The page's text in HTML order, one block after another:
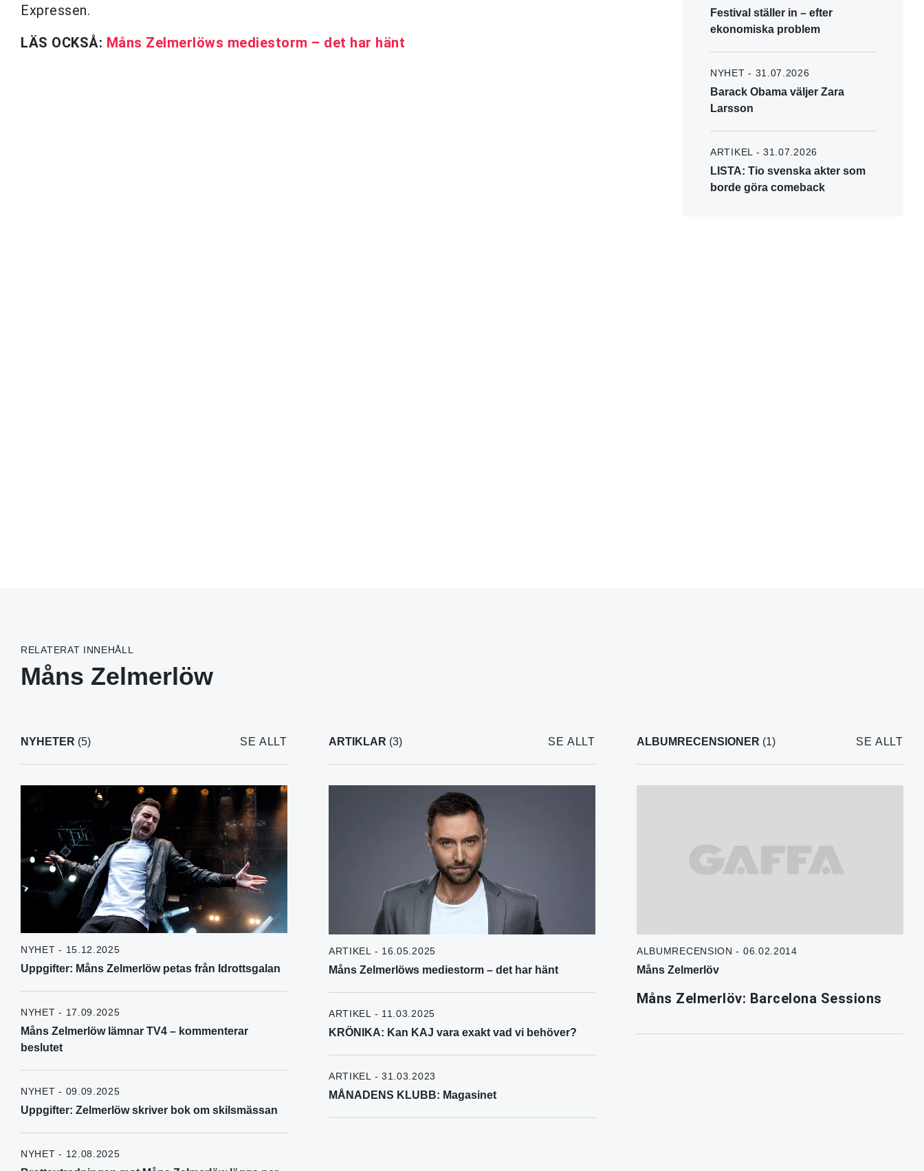
Expressen.
LÄS OCKSÅ: Måns Zelmerlöws mediestorm – det har hänt
Festival ställer in – efter
ekonomiska problem
NYHET - 31.07.2026
Barack Obama väljer Zara
Larsson
ARTIKEL - 31.07.2026
LISTA: Tio svenska akter som
borde göra comeback
RELATERAT INNEHÅLL
Måns Zelmerlöw
NYHETER (5) SE ALLT
NYHET - 15.12.2025
Uppgifter: Måns Zelmerlöw petas från Idrottsgalan
NYHET - 17.09.2025
Måns Zelmerlöw lämnar TV4 – kommenterar
beslutet
NYHET - 09.09.2025
Uppgifter: Zelmerlöw skriver bok om skilsmässan
NYHET - 12.08.2025
ARTIKLAR (3) SE ALLT
ARTIKEL - 16.05.2025
Måns Zelmerlöws mediestorm – det har hänt
ARTIKEL - 11.03.2025
KRÖNIKA: Kan KAJ vara exakt vad vi behöver?
ARTIKEL - 31.03.2023
MÅNADENS KLUBB: Magasinet
ALBUMRECENSIONER (1) SE ALLT
ALBUMRECENSION - 06.02.2014
Måns Zelmerlöv
Måns Zelmerlöv: Barcelona Sessions